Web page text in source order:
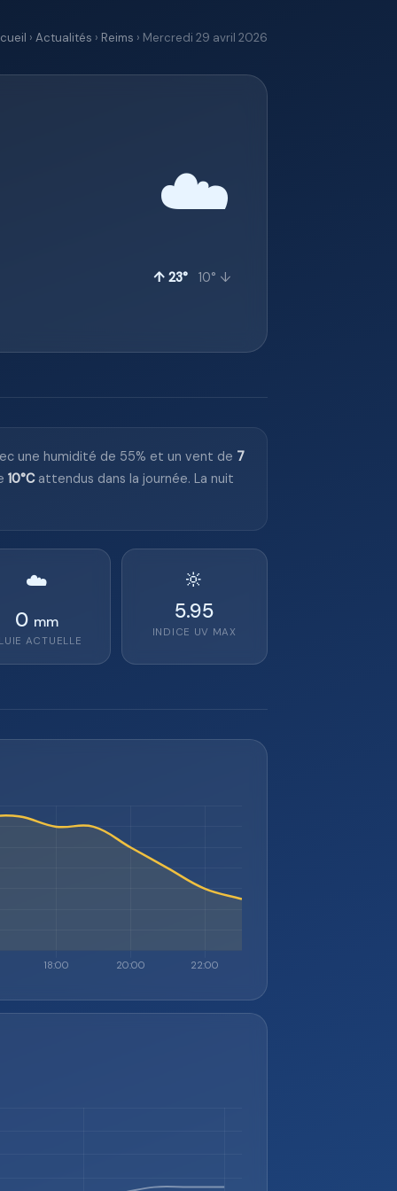
› Actualités › Reims › Mercredi 29 avril 2026
☁️
↑ 23° 10° ↓
une humidité de 55% et un vent de 7
10°Cattendus dans la journée. La nuit
☁️
0 mm
ACTUELLE
🔆
5.95
INDICE UV MAX